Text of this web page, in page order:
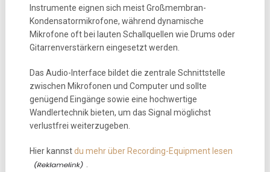
Instrumente eignen sich meist Großmembran-
Kondensatormikrofone, während dynamische
Mikrofone oft bei lauten Schallquellen wie Drums oder
Gitarrenverstärkern eingesetzt werden.
Das Audio-Interface bildet die zentrale Schnittstelle
zwischen Mikrofonen und Computer und sollte
genügend Eingänge sowie eine hochwertige
Wandlertechnik bieten, um das Signal möglichst
verlustfrei weiterzugeben.
Hier kannstdu mehr über Recording-Equipment lesen